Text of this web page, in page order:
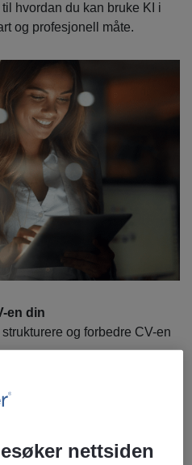
hvordan du kan bruke KI i
og profesjonell måte.
en din
og forbedre CV-en
og formuleringer
beskrivelser av
basert pånettsiden